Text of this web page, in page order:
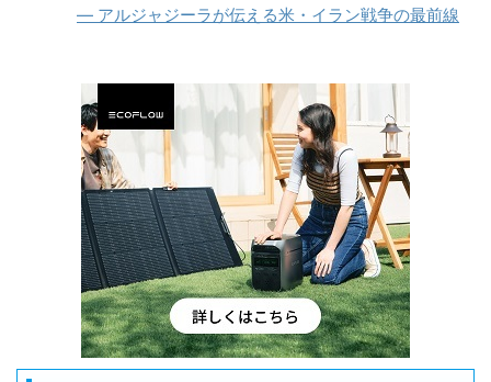
― アルジャジーラが伝える米・イラン戦争の最前線